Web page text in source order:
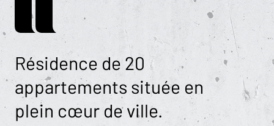
Résidence de 20
appartements située en
plein cœur de ville.